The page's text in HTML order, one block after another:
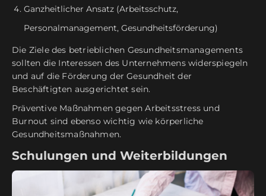
Ganzheitlicher Ansatz (Arbeitsschutz,
Personalmanagement, Gesundheitsförderung)
Die Ziele des betrieblichen Gesundheitsmanagements
sollten die Interessen des Unternehmens widerspiegeln
und auf die Förderung der Gesundheit der
Beschäftigten ausgerichtet sein.
Präventive Maßnahmen gegen Arbeitsstress und
Burnout sind ebenso wichtig wie körperliche
Gesundheitsmaßnahmen.
Schulungen und Weiterbildungen